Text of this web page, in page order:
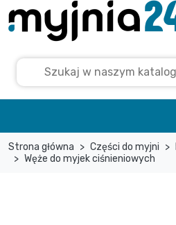
Strona główna Części do myjni
Węże do myjek ciśnieniowych